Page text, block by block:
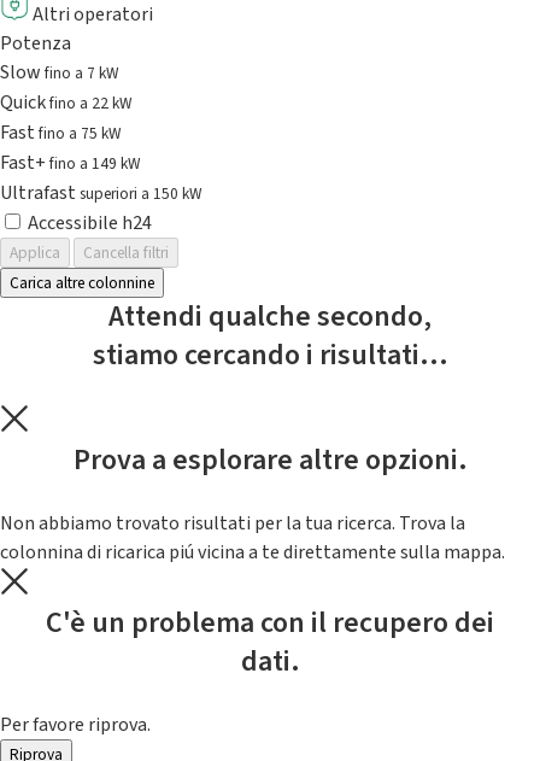
Altri operatori
Potenza
Slowfino a 7 kW
Quickfino a 22 kW
Fastfino a 75 kW
Fast+fino a 149 kW
Ultrafast superiori a 150 kW
Accessibile h24
Applica
Cancella filtri
Carica altre colonnine
Attendi qualche secondo,
stiamo cercando i risultati...
Prova a esplorare altre opzioni.
Non abbiamo trovato risultati per la tua ricerca. Trova la
colonnina di ricarica piú vicina a te direttamente sulla mappa.
C'è un problema con il recupero dei
dati.
Per favore riprova.
Riprova